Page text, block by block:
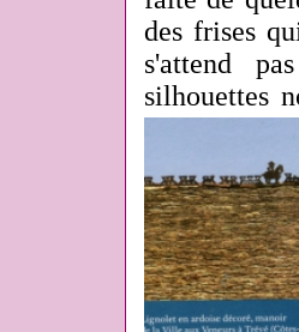
des frises
s'attend
silhouettes